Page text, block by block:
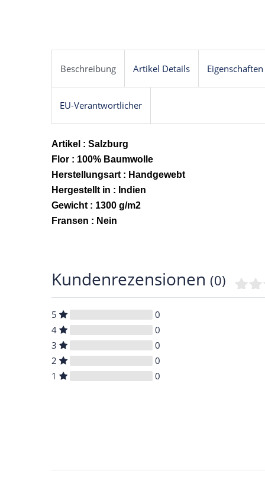
Beschreibung Artikel Details Eigenschaften
EU-Verantwortlicher
Artikel : Salzburg
Flor : 100% Baumwolle
Herstellungsart : Handgewebt
Hergestellt in : Indien
Gewicht : 1300 g/m2
Fransen : Nein
Kundenrezensionen (0)
5
0
4
0
3
0
2
0
1
0